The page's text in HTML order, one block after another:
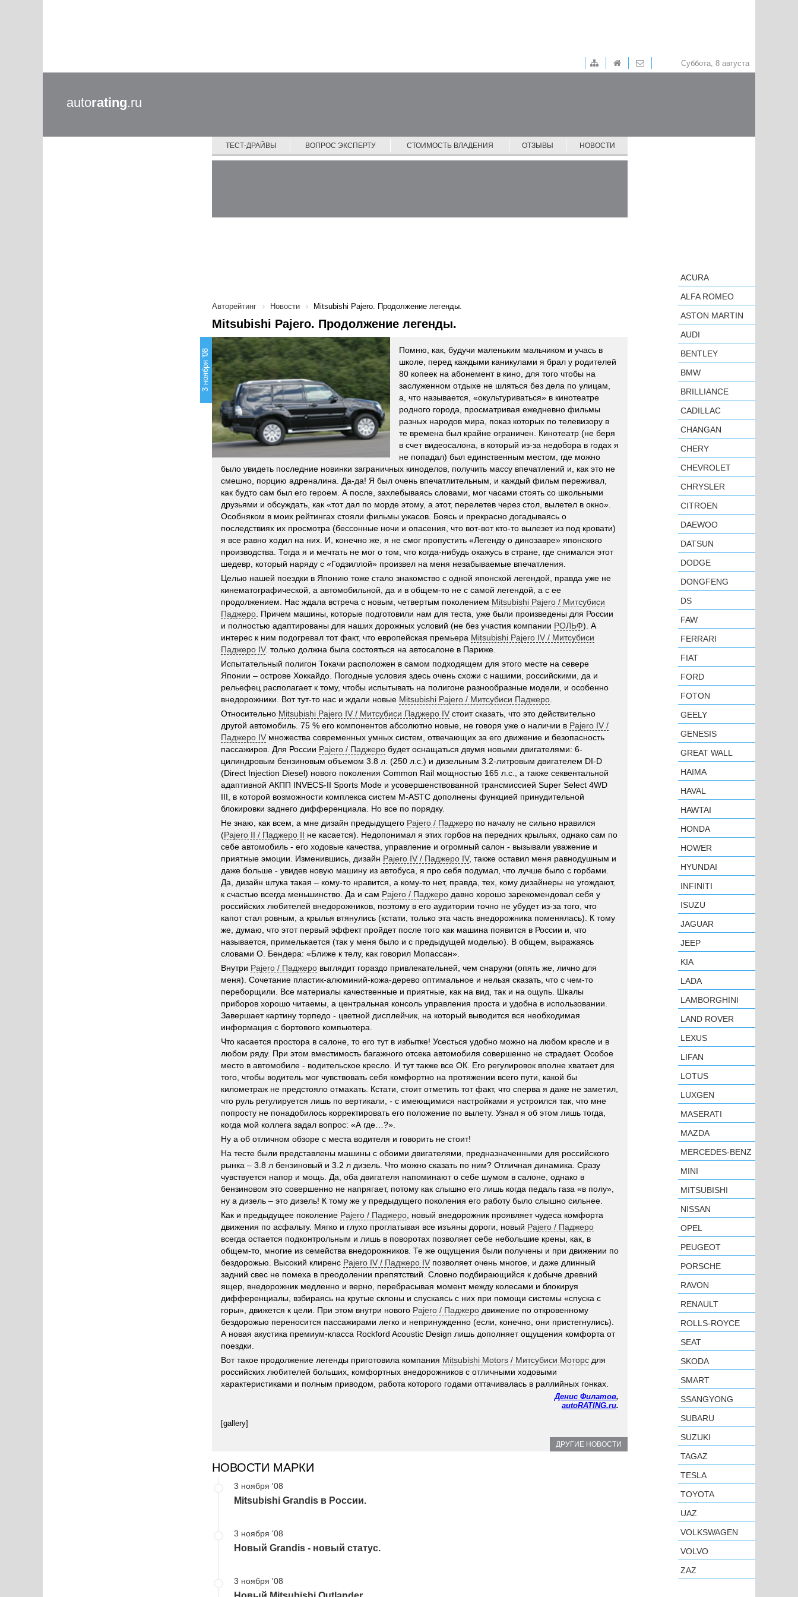
Суббота, 8 августа
autorating.ru
ТЕСТ-ДРАЙВЫ ВОПРОС ЭКСПЕРТУ СТОИМОСТЬ ВЛАДЕНИЯ ОТЗЫВЫ НОВОСТИ
Авторейтинг Новости Mitsubishi Pajero. Продолжение легенды.
Mitsubishi Pajero. Продолжение легенды.
3 ноября '08
Помню, как, будучи маленьким мальчиком и учась в
школе, перед каждыми каникулами я брал у родителей
80 копеек на абонемент в кино, для того чтобы на
заслуженном отдыхе не шляться без дела по улицам,
а, что называется, «окультуриваться» в кинотеатре
родного города, просматривая ежедневно фильмы
разных народов мира, показ которых по телевизору в
те времена был крайне ограничен. Кинотеатр (не беря
в счет видеосалона, в который из-за недобора в годах я
не попадал) был единственным местом, где можно
было увидеть последние новинки заграничных киноделов, получить массу впечатлений и, как это не
смешно, порцию адреналина. Да-да! Я был очень впечатлительным, и каждый фильм переживал,
как будто сам был его героем. А после, захлебываясь словами, мог часами стоять со школьными
друзьями и обсуждать, как «тот дал по морде этому, а этот, перелетев через стол, вылетел в окно».
Особняком в моих рейтингах стояли фильмы ужасов. Боясь и прекрасно догадываясь о
последствиях их просмотра (бессонные ночи и опасения, что вот-вот кто-то вылезет из под кровати)
я все равно ходил на них. И, конечно же, я не смог пропустить «Легенду о динозавре» японского
производства. Тогда я и мечтать не мог о том, что когда-нибудь окажусь в стране, где снимался этот
шедевр, который наряду с «Годзиллой» произвел на меня незабываемые впечатления.
Целью нашей поездки в Японию тоже стало знакомство с одной японской легендой, правда уже не
кинематографической, а автомобильной, да и в общем-то не с самой легендой, а с ее
продолжением. Нас ждала встреча с новым, четвертым поколением Mitsubishi Pajero / Митсубиси
Паджеро . Причем машины, которые подготовили нам для теста, уже были произведены для России
и полностью адаптированы для наших дорожных условий (не без участия компании РОЛЬФ). А
интерес к ним подогревал тот факт, что европейская премьера Mitsubishi Pajero IV / Митсубиси
Паджеро IV. только должна была состояться на автосалоне в Париже.
Испытательный полигон Токачи расположен в самом подходящем для этого месте на севере
Японии – острове Хоккайдо. Погодные условия здесь очень схожи с нашими, российскими, да и
рельефец располагает к тому, чтобы испытывать на полигоне разнообразные модели, и особенно
внедорожники. Вот тут-то нас и ждали новые Mitsubishi Pajero / Митсубиси Паджеро
Относительно Mitsubishi Pajero IV / Митсубиси Паджеро IV стоит сказать, что это действительно
другой автомобиль. 75 % его компонентов абсолютно новые, не говоря уже о наличии в Pajero IV /
Паджеро IV множества современных умных систем, отвечающих за его движение и безопасность
пассажиров. Для России Pajero / Паджеро будет оснащаться двумя новыми двигателями: 6-
цилиндровым бензиновым объемом 3.8 л. (250 л.с.) и дизельным 3.2-литровым двигателем DI-D
(Direct Injection Diesel) нового поколения Common Rail мощностью 165 л.с., а также секвентальной
адаптивной АКПП INVECS-II Sports Mode и усовершенствованной трансмиссией Super Select 4WD
III, в которой возможности комплекса систем M-ASTC дополнены функцией принудительной
блокировки заднего дифференциала. Но все по порядку.
Не знаю, как всем, а мне дизайн предыдущего Pajero / Паджеро по началу не сильно нравился
(Pajero II / Паджеро II не касается). Недопонимал я этих горбов на передних крыльях, однако сам по
себе автомобиль - его ходовые качества, управление и огромный салон - вызывали уважение и
приятные эмоции. Изменившись, дизайн Pajero IV / Паджеро IV, также оставил меня равнодушным и
даже больше - увидев новую машину из автобуса, я про себя подумал, что лучше было с горбами.
Да, дизайн штука такая – кому-то нравится, а кому-то нет, правда, тех, кому дизайнеры не угождают,
к счастью всегда меньшинство. Да и сам Pajero / Паджеро давно хорошо зарекомендовал себя у
российских любителей внедорожников, поэтому в его аудитории точно не убудет из-за того, что
капот стал ровным, а крылья втянулись (кстати, только эта часть внедорожника поменялась). К тому
же, думаю, что этот первый эффект пройдет после того как машина появится в России и, что
называется, примелькается (так у меня было и с предыдущей моделью). В общем, выражаясь
словами О. Бендера: «Ближе к телу, как говорил Мопассан».
Внутри Pajero / Паджеро выглядит гораздо привлекательней, чем снаружи (опять же, лично для
меня). Сочетание пластик-алюминий-кожа-дерево оптимальное и нельзя сказать, что с чем-то
переборщили. Все материалы качественные и приятные, как на вид, так и на ощупь. Шкалы
приборов хорошо читаемы, а центральная консоль управления проста и удобна в использовании.
Завершает картину торпедо - цветной дисплейчик, на который выводится вся необходимая
информация с бортового компьютера.
Что касается простора в салоне, то его тут в избытке! Усесться удобно можно на любом кресле и в
любом ряду. При этом вместимость багажного отсека автомобиля совершенно не страдает. Особое
место в автомобиле - водительское кресло. И тут также все ОК. Его регулировок вполне хватает для
того, чтобы водитель мог чувствовать себя комфортно на протяжении всего пути, какой бы
километраж не предстояло отмахать. Кстати, стоит отметить тот факт, что сперва я даже не заметил,
что руль регулируется лишь по вертикали, - с имеющимися настройками я устроился так, что мне
попросту не понадобилось корректировать его положение по вылету. Узнал я об этом лишь тогда,
когда мой коллега задал вопрос: «А где…?».
Ну а об отличном обзоре с места водителя и говорить не стоит!
На тесте были представлены машины с обоими двигателями, предназначенными для российского
рынка – 3.8 л бензиновый и 3.2 л дизель. Что можно сказать по ним? Отличная динамика. Сразу
чувствуется напор и мощь. Да, оба двигателя напоминают о себе шумом в салоне, однако в
бензиновом это совершенно не напрягает, потому как слышно его лишь когда педаль газа «в полу»,
ну а дизель – это дизель! К тому же у предыдущего поколения его работу было слышно сильнее.
Как и предыдущее поколение Pajero / Паджеро , новый внедорожник проявляет чудеса комфорта
движения по асфальту. Мягко и глухо проглатывая все изъяны дороги, новый Pajero / Паджеро
всегда остается подконтрольным и лишь в поворотах позволяет себе небольшие крены, как, в
общем-то, многие из семейства внедорожников. Те же ощущения были получены и при движении по
бездорожью. Высокий клиренс Pajero IV / Паджеро IV позволяет очень многое, и даже длинный
задний свес не помеха в преодолении препятствий. Словно подбирающийся к добыче древний
ящер, внедорожник медленно и верно, перебрасывая момент между колесами и блокируя
дифференциалы, взбираясь на крутые склоны и спускаясь с них при помощи системы «спуска с
горы», движется к цели. При этом внутри нового Pajero / Паджеро движение по откровенному
бездорожью переносится пассажирами легко и непринужденно (если, конечно, они пристегнулись).
А новая акустика премиум-класса Rockford Acoustic Design лишь дополняет ощущения комфорта от
поездки.
Вот такое продолжение легенды приготовила компания Mitsubishi Motors / Митсубиси Моторс для
российских любителей больших, комфортных внедорожников с отличными ходовыми
характеристиками и полным приводом, работа которого годами оттачивалась в раллийных гонках.
Денис Филатов,
autoRATING.ru.
[gallery]
ДРУГИЕ НОВОСТИ
НОВОСТИ МАРКИ
3 ноября '08
Mitsubishi Grandis в России.
3 ноября '08
Новый Grandis - новый статус.
3 ноября '08
ACURA
ALFA ROMEO
ASTON MARTIN
AUDI
BENTLEY
BMW
BRILLIANCE
CADILLAC
CHANGAN
CHERY
CHEVROLET
CHRYSLER
CITROEN
DAEWOO
DATSUN
DODGE
DONGFENG
DS
FAW
FERRARI
FIAT
FORD
FOTON
GEELY
GENESIS
GREAT WALL
HAIMA
HAVAL
HAWTAI
HONDA
HOWER
HYUNDAI
INFINITI
ISUZU
JAGUAR
JEEP
KIA
LADA
LAMBORGHINI
LAND ROVER
LEXUS
LIFAN
LOTUS
LUXGEN
MASERATI
MAZDA
MERCEDES-BENZ
MINI
MITSUBISHI
NISSAN
OPEL
PEUGEOT
PORSCHE
RAVON
RENAULT
ROLLS-ROYCE
SEAT
SKODA
SMART
SSANGYONG
SUBARU
SUZUKI
TAGAZ
TESLA
TOYOTA
UAZ
VOLKSWAGEN
VOLVO
ZAZ